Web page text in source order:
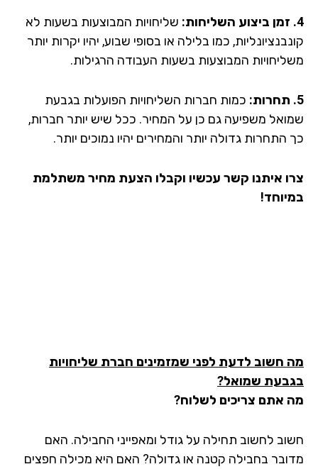
שליחויות המבוצעות בשעות לא
כמו בלילה או בסופי שבוע, יהיו יקרות יותר
המבוצעות בשעות העבודה הרגילות.
כמות חברות השליחויות הפועלות בגבעת
משפיעה גם כן על המחיר. ככל שיש יותר חברות,
התחרות גדולה יותר והמחירים יהיו נמוכים יותר.
איתנו קשר עכשיו וקבלו הצעת מחיר משתלמת
חשוב לדעת לפני שמזמינים חברת שליחויות
שמואל?
אתם צריכים לשלוח?
לחשוב תחילה על גודל ומאפייני החבילה. האם
בחבילה קטנה או גדולה? האם היא מכילה חפצים